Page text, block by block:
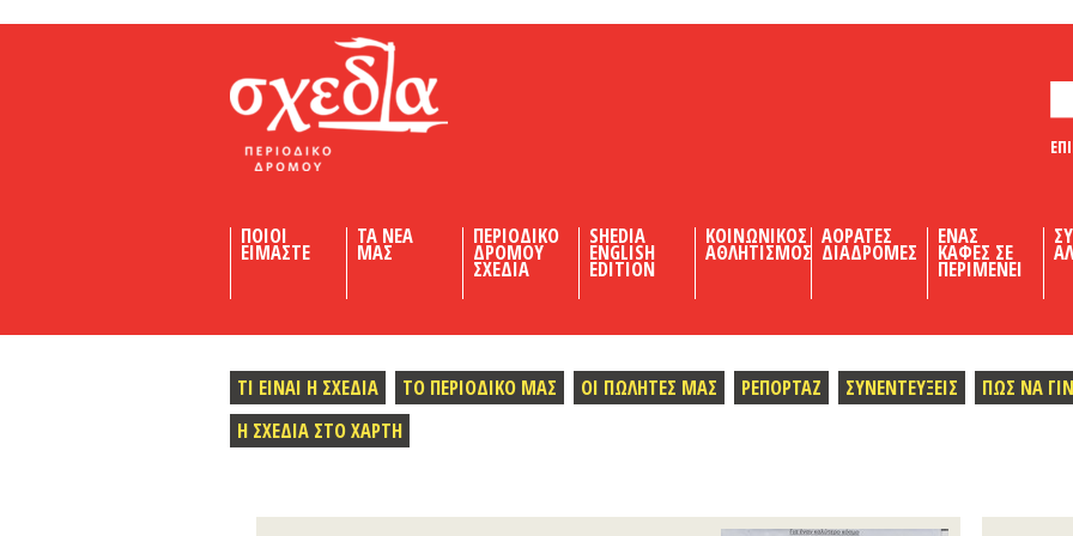
ΠΟΙΟΙ
ΕΙΜΑΣΤΕ
ΤΑ ΝΕΑ
ΜΑΣ
ΠΕΡΙΟΔΙΚΟ
ΔΡΟΜΟΥ
ΣΧΕΔΙΑ
SHEDIA
ENGLISH
EDITION
ΚΟΙΝΩΝΙΚΟΣ
ΑΘΛΗΤΙΣΜΟΣ
ΑΟΡΑΤΕΣ
ΔΙΑΔΡΟΜΕΣ
ΕΝΑΣ
ΚΑΦΕΣ ΣΕ
ΠΕΡΙΜΕΝΕΙ
ΤΙ ΕΙΝΑΙ Η ΣΧΕΔΙΑ ΤΟ ΠΕΡΙΟΔΙΚΟ ΜΑΣ ΟΙ ΠΩΛΗΤΕΣ ΜΑΣ ΡΕΠΟΡΤΑΖ ΣΥΝΕΝΤΕΥΞΕΙΣ
ΠΩΣ ΝΑ
Η ΣΧΕΔΙΑ ΣΤΟ ΧΑΡΤΗ